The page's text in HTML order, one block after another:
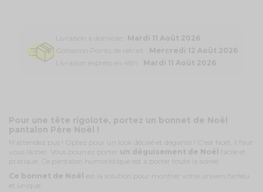
Livraison à domicile : Mardi 11 Août 2026
Colissimo Points de retrait : Mercredi 12 Août 2026
Livraison express en 48h : Mardi 11 Août 2026
Pour une tête rigolote, portez un bonnet de Noël
pantalon Père Noël !
N'attendez pus ! Optez pour un look décalé et déganté ! C'est Noël, il faut
vous lâcher. Vous pourrez porter un déguisement de Noël facile et
pratique. Ce pantalon humoristique est à porter toute la soirée.
Ce bonnet de Noël est la solution pour montrer votre univers farfelu
et unique.